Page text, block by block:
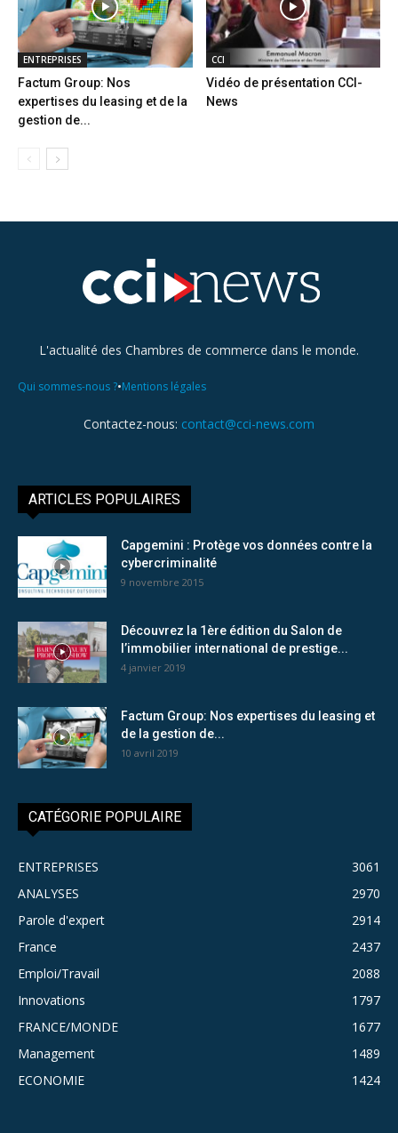
ENTREPRISES
Factum Group: Nos
expertises du leasing et de la
gestion de...
CCI
Vidéo de présentation CCI-
News
L'actualité des Chambres de commerce dans le monde.
Qui sommes-nous ?•Mentions légales
Contactez-nous: contact@cci-news.com
ARTICLES POPULAIRES
Capgemini : Protège vos données contre la
cybercriminalité
9 novembre 2015
Découvrez la 1ère édition du Salon de
l’immobilier international de prestige...
4 janvier 2019
Factum Group: Nos expertises du leasing et
de la gestion de...
10 avril 2019
CATÉGORIE POPULAIRE
ENTREPRISES
3061
ANALYSES
2970
Parole d'expert
2914
France
2437
Emploi/Travail
2088
Innovations
1797
FRANCE/MONDE
1677
Management
1489
ECONOMIE
1424